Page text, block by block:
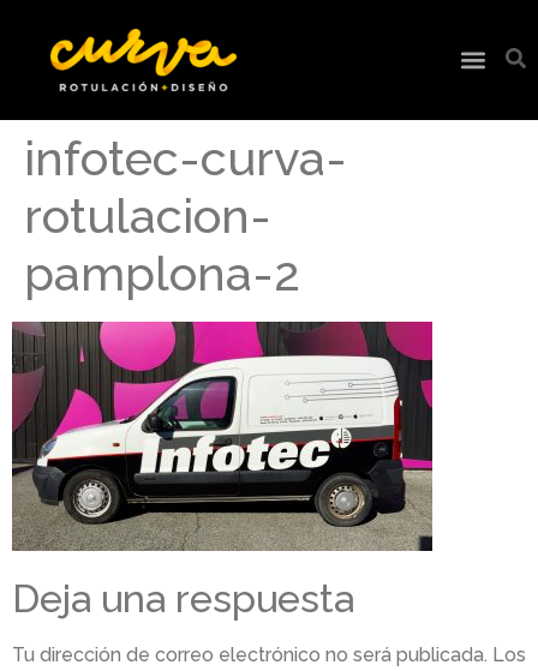
infotec-curva-
rotulacion-
pamplona-2
Deja una respuesta
Tu dirección de correo electrónico no será publicada. Los